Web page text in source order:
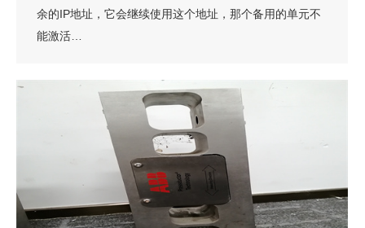
余的IP地址，它会继续使用这个地址，那个备用的单元不
能激活…